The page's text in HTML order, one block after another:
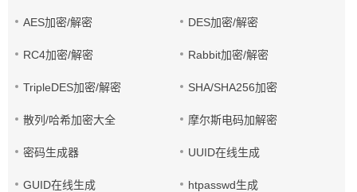
AES加密/解密 DES加密/解密
RC4加密/解密 Rabbit加密/解密
TripleDES加密/解密 SHA/SHA256加密
散列/哈希加密大全 摩尔斯电码加解密
密码生成器 UUID在线生成
GUID在线生成 htpasswd生成